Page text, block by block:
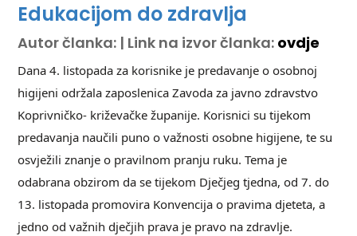
Edukacijom do zdravlja
Autor članka: | Link na izvor članka: ovdje
Dana 4. listopada za korisnike je predavanje o osobnoj
higijeni održala zaposlenica Zavoda za javno zdravstvo
Koprivničko- križevačke županije. Korisnici su tijekom
predavanja naučili puno o važnosti osobne higijene, te su
osvježili znanje o pravilnom pranju ruku. Tema je
odabrana obzirom da se tijekom Dječjeg tjedna, od 7. do
13. listopada promovira Konvencija o pravima djeteta, a
jedno od važnih dječjih prava je pravo na zdravlje.